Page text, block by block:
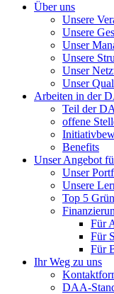
Über uns
Unsere
Unsere
Unser
Unsere
Unser
Unser
Arbeiten in der
Teil der
offene
Benefits
Unser Angebot
Unser
Unsere
Top 5
Für
Für
Für
Ihr Weg zu uns
DAA-